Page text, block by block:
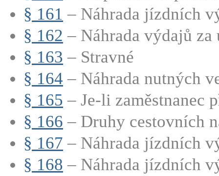
§ 161 – Náhrada jízdních
§ 162 – Náhrada výdajů
§ 163 – Stravné
§ 164 – Náhrada nutných
§ 165 – Je-li zaměstnanec
§ 166 – Druhy cestovních
§ 167 – Náhrada jízdních
§ 168 – Náhrada jízdních